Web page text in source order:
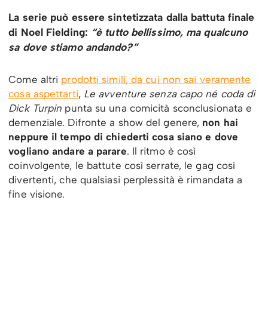
La serie può essere sintetizzata dalla battuta finale
di Noel Fielding: “è tutto bellissimo, ma qualcuno
sa dove stiamo andando?”
Come altri prodotti simili, da cui non sai veramente
cosa aspettarti, Le avventure senza capo né coda di
Dick Turpin punta su una comicità sconclusionata e
demenziale. Difronte a show del genere, non hai
neppure il tempo di chiederti cosa siano e dove
vogliano andare a parare. Il ritmo è così
coinvolgente, le battute così serrate, le gag così
divertenti, che qualsiasi perplessità è rimandata a
fine visione.